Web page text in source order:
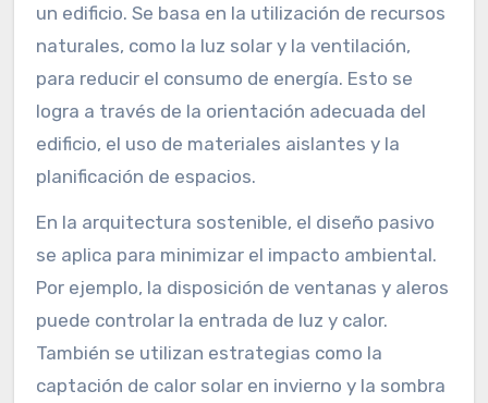
un edificio. Se basa en la utilización de recursos
naturales, como la luz solar y la ventilación,
para reducir el consumo de energía. Esto se
logra a través de la orientación adecuada del
edificio, el uso de materiales aislantes y la
planificación de espacios.
En la arquitectura sostenible, el diseño pasivo
se aplica para minimizar el impacto ambiental.
Por ejemplo, la disposición de ventanas y aleros
puede controlar la entrada de luz y calor.
También se utilizan estrategias como la
captación de calor solar en invierno y la sombra